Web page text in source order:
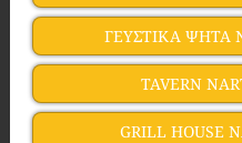
ΓΕΥΣΤΙΚΑ ΨΗΤΑ
TAVERN
GRILL HOUSE